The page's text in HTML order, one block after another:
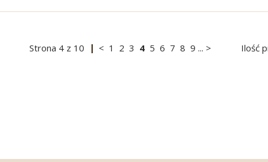
Strona 4 z 10 < 1 2 3 4 5 6 7 8 9 ... > Ilość